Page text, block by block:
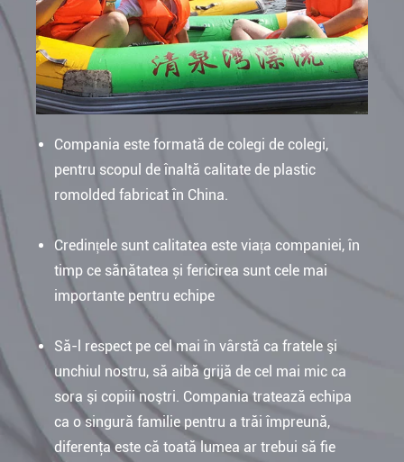
Compania este formată de colegi de colegi,
pentru scopul de înaltă calitate de plastic
romolded fabricat în China.
Credințele sunt calitatea este viața companiei, în
timp ce sănătatea și fericirea sunt cele mai
importante pentru echipe
Să-l respect pe cel mai în vârstă ca fratele şi
unchiul nostru, să aibă grijă de cel mai mic ca
sora şi copiii noştri. Compania tratează echipa
ca o singură familie pentru a trăi împreună,
diferenţa este că toată lumea ar trebui să fie